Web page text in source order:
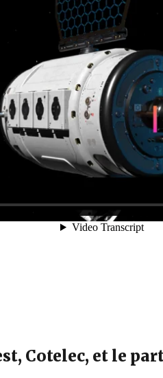
Cotelec, et le